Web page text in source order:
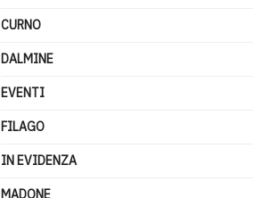
CURNO
DALMINE
EVENTI
FILAGO
IN EVIDENZA
MADONE